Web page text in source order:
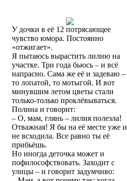
У дочки в её 12 потрясающее
чувство юмора. Постоянно
«отжигает».
Я пытаюсь вырастить лилию на
участке. Три года бьюсь – и всё
напрасно. Сама же её и задеваю –
то лопатой, то мотыгой. И вот
минувшим летом цветы стали
только-только проклёвываться.
Полина и говорит:
– О, мам, глянь – лилия полезла!
Отважная! Я бы на её месте уже и
не всходила. Все равно ты её
прибьёшь.
Но иногда деточка может и
пофилософствовать. Заходит с
улицы – и говорит задумчиво: